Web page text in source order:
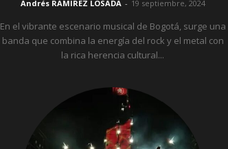
Andrés RAMIREZ LOSADA - 19 septiembre, 2024
En el vibrante escenario musical de Bogotá, surge una
banda que combina la energía del rock y el metal con
la rica herencia cultural...